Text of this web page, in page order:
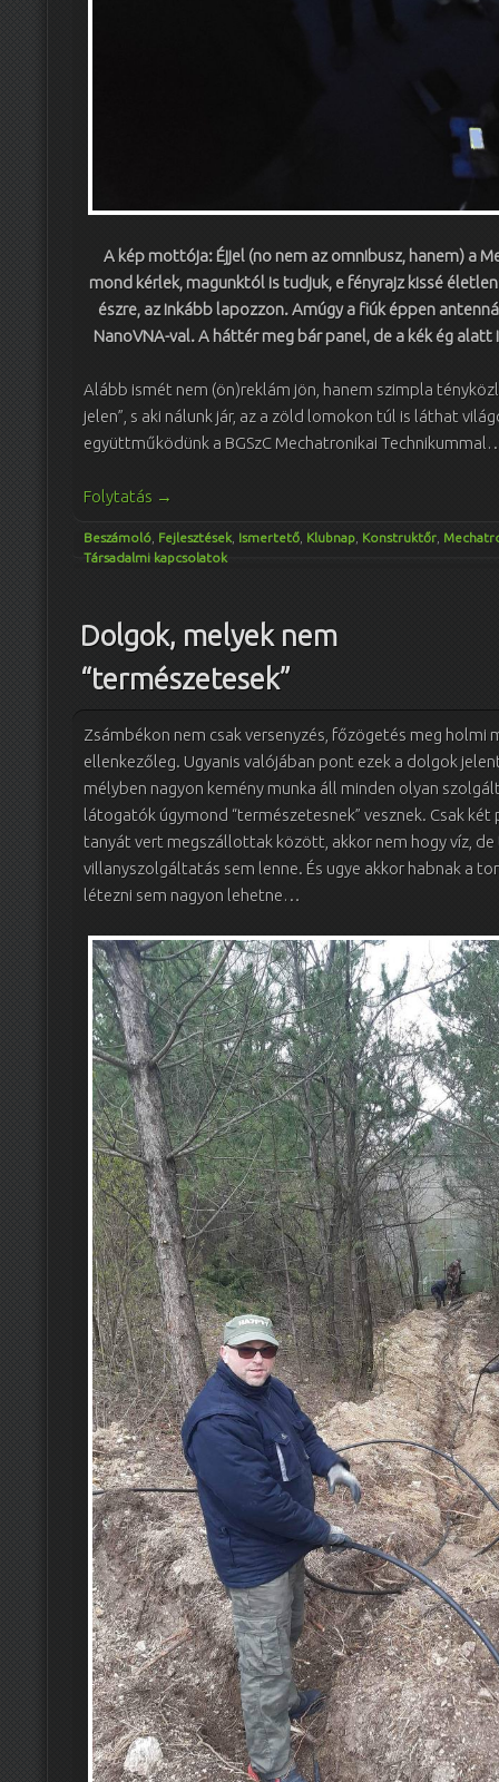
A kép mottója: Éjjel (no nem az omnibusz, hanem) a
mond kérlek, magunktól is tudjuk, e fényrajz kissé
észre, az inkább lapozzon. Amúgy a fiúk éppen
NanoVNA-val. A háttér meg bár panel, de a kék ég
Alább ismét nem (ön)reklám jön, hanem szimpla
jelen”, s aki nálunk jár, az a zöld lomokon túl is láthat
együttműködünk a BGSzC Mechatronikai
Folytatás →
Beszámoló Fejlesztések Ismertető Klubnap Konstruktőr
Társadalmi kapcsolatok
Dolgok, melyek nem
“természetesek”
Zsámbékon nem csak versenyzés, főzögetés meg holmi
ellenkezőleg. Ugyanis valójában pont ezek a dolgok
mélyben nagyon kemény munka áll minden olyan
látogatók úgymond “természetesnek” vesznek. Csak
tanyát vert megszállottak között, akkor nem hogy víz,
villanyszolgáltatás sem lenne. És ugye akkor habnak a
létezni sem nagyon lehetne…